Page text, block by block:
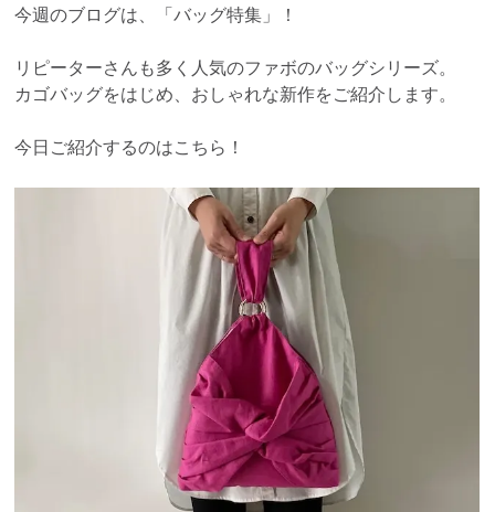
今週のブログは、「バッグ特集」！
リピーターさんも多く人気のファボのバッグシリーズ。
カゴバッグをはじめ、おしゃれな新作をご紹介します。
今日ご紹介するのはこちら！